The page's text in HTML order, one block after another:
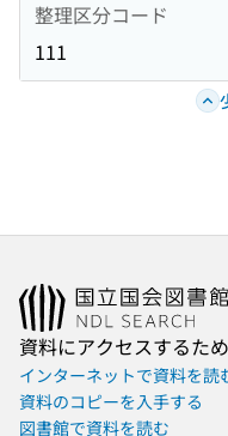
整理区分コード
111
資料にアクセスするた
インターネットで資料を読
資料のコピーを入手する
図書館で資料を読む